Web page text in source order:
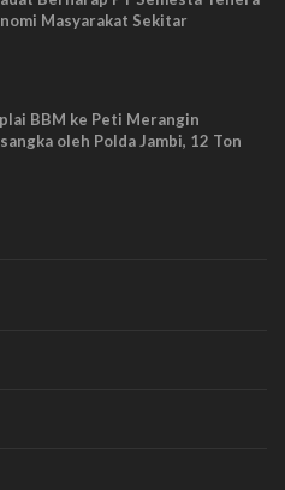
Masyarakat Sekitar
BBM ke Peti Merangin
oleh Polda Jambi, 12 Ton